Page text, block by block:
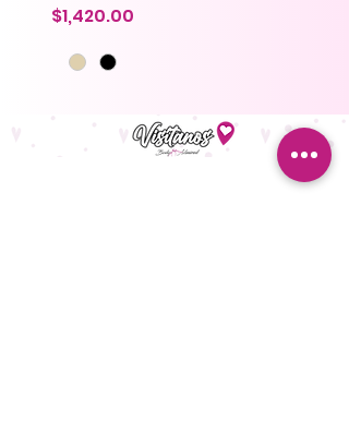
Precio
$1,420.00